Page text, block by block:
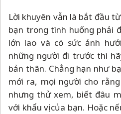
Lời khuyên vẫn là bắt đầu
bạn trong tình huống phải
lớn lao và có sức ảnh
những người đi trước thì
bản thân. Chẳng hạn như
mới ra, mọi người cho
nhưng thử xem, biết đâu
với khẩu vị của bạn. Hoặc